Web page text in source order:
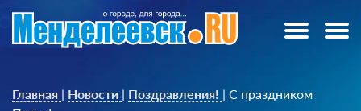
Главная | Новости | Поздравления! | С праздником